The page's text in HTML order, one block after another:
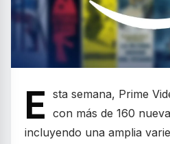
E sta semana, Prime
con más de 160
incluyendo una amplia